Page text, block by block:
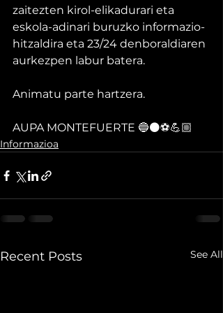
zaitezten kirol-elikadurari eta
eskola-adinari buruzko informazio-
hitzaldira eta 23/24 denboraldiaren
aurkezpen labur batera.
Animatu parte hartzera.
AUPA MONTEFUERTE 🔵⚫⚽💪🏼
Informazioa
Recent Posts See All